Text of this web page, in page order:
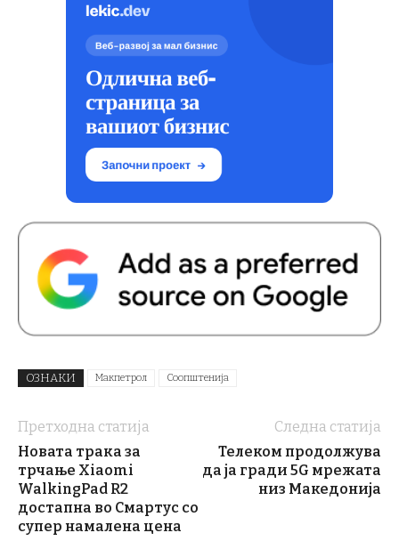
ОЗНАКИ Макпетрол Соопштенија
Претходна статија
Новата трака за
трчање Xiaomi
WalkingPad R2
достапна во Смартус со
супер намалена цена
Следна статија
Телеком продолжува
да ја гради 5G мрежата
низ Македонија